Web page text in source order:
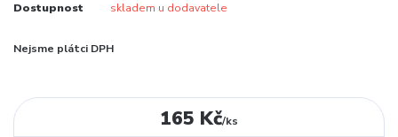
Dostupnost skladem u dodavatele
Nejsme plátci DPH
165 Kč/ks